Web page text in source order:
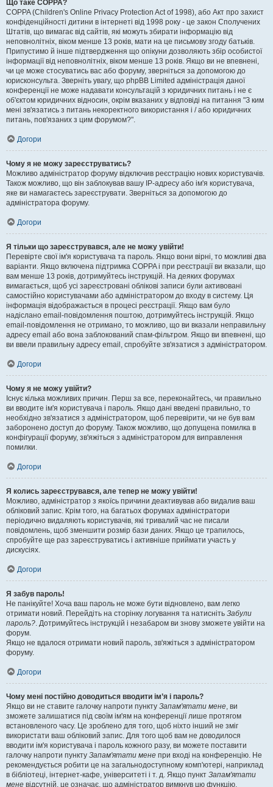
Що таке COPPA?
COPPA (Children's Online Privacy Protection Act of 1998), або Акт про захист
конфіденційності дитини в інтернеті від 1998 року - це закон Сполучених
Штатів, що вимагає від сайтів, які можуть збирати інформацію від
неповнолітніх, віком менше 13 років, мати на це письмову згоду батьків.
Припустимо й інше підтвердження що опікуни дозволяють збір особистої
інформації від неповнолітніх, віком менше 13 років. Якщо ви не впевнені,
чи це може стосуватись вас або форуму, зверніться за допомогою до
юрисконсульта. Зверніть увагу, що phpBB Limited адміністрація даної
конференції не може надавати консультацій з юридичних питань і не є
об'єктом юридичних відносин, окрім вказаних у відповіді на питання "З ким
мені зв'язатись з питань некоректного використання і / або юридичних
питань, пов'язаних з цим форумом?".
Догори
Чому я не можу зареєструватись?
Можливо адміністратор форуму відключив реєстрацію нових користувачів.
Також можливо, що він заблокував вашу IP-адресу або ім'я користувача,
яке ви намагаєтесь зареєструвати. Зверніться за допомогою до
адміністратора форуму.
Догори
Я тільки що зареєструвався, але не можу увійти!
Перевірте свої ім'я користувача та пароль. Якщо вони вірні, то можливі два
варіанти. Якщо включена підтримка COPPA і при реєстрації ви вказали, що
вам менше 13 років, дотримуйтесь інструкцій. На деяких форумах
вимагається, щоб усі зареєстровані облікові записи були активовані
самостійно користувачами або адміністратором до входу в систему. Ця
інформація відображається в процесі реєстрації. Якщо вам було
надіслано email-повідомлення поштою, дотримуйтесь інструкцій. Якщо
email-повідомлення не отримано, то можливо, що ви вказали неправильну
адресу email або вона заблокований спам-фільтром. Якщо ви впевнені, що
ви ввели правильну адресу email, спробуйте зв'язатися з адміністратором.
Догори
Чому я не можу увійти?
Існує кілька можливих причин. Перш за все, переконайтесь, чи правильно
ви вводите ім'я користувача і пароль. Якщо дані введені правильно, то
необхідно зв'язатися з адміністратором, щоб перевірити, чи не був вам
заборонено доступ до форуму. Також можливо, що допущена помилка в
конфігурації форуму, зв'яжіться з адміністратором для виправлення
помилки.
Догори
Я колись зареєструвався, але тепер не можу увійти!
Можливо, адміністратор з якоїсь причини деактивував або видалив ваш
обліковий запис. Крім того, на багатьох форумах адміністратори
періодично видаляють користувачів, які тривалий час не писали
повідомлень, щоб зменшити розмір бази даних. Якщо це трапилось,
спробуйте ще раз зареєструватись і активніше приймати участь у
дискусіях.
Догори
Я забув пароль!
Не панікуйте! Хоча ваш пароль не може бути відновлено, вам легко
отримати новий. Перейдіть на сторінку логування та натисніть Забули
пароль?. Дотримуйтесь інструкцій і незабаром ви знову зможете увійти на
форум.
Якщо не вдалося отримати новий пароль, зв'яжіться з адміністратором
форуму.
Догори
Чому мені постійно доводиться вводити ім’я і пароль?
Якщо ви не ставите галочку напроти пункту Запам'ятати мене, ви
зможете залишатися під своїм ім'ям на конференції лише протягом
встановленого часу. Це зроблено для того, щоб ніхто інший не зміг
використати ваш обліковий запис. Для того щоб вам не доводилося
вводити ім'я користувача і пароль кожного разу, ви можете поставити
галочку напроти пункту Запам'ятати мене при вході на конференцію. Не
рекомендується робити це на загальнодоступному комп'ютері, наприклад
в бібліотеці, інтернет-кафе, університеті і т. д. Якщо пункт Запам'ятати
мене відсутній, це означає, що адміністратор вимкнув цю функцію.